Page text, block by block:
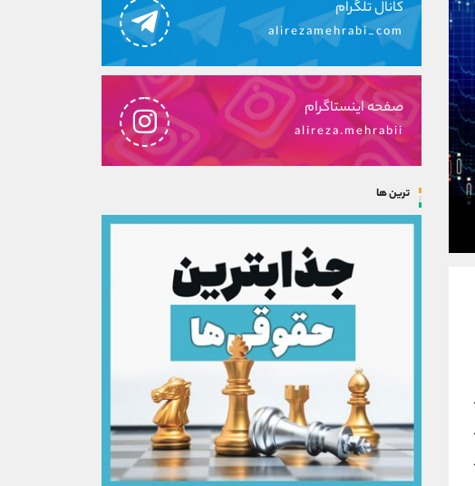
کانال تلگرام
alirezamehrabi_com
صفحه اینستاگرام
alireza.mehrabii
ترین ها